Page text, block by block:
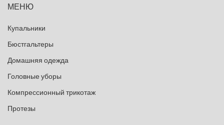
МЕНЮ
Купальники
Бюстгальтеры
Домашняя одежда
Головные уборы
Компрессионный трикотаж
Протезы